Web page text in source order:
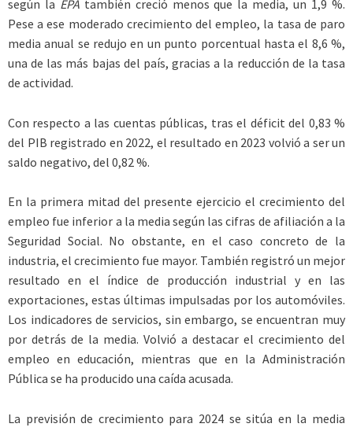
según la EPAtambién creció menos que la media, un 1,9 %.
Pese a ese moderado crecimiento del empleo, la tasa de paro
media anual se redujo en un punto porcentual hasta el 8,6 %,
una de las más bajas del país, gracias a la reducción de la tasa
de actividad.
Con respecto a las cuentas públicas, tras el déficit del 0,83 %
del PIB registrado en 2022, el resultado en 2023 volvió a ser un
saldo negativo, del 0,82 %.
En la primera mitad del presente ejercicio el crecimiento del
empleo fue inferior a la media según las cifras de afiliación a la
Seguridad Social. No obstante, en el caso concreto de la
industria, el crecimiento fue mayor. También registró un mejor
resultado en el índice de producción industrial y en las
exportaciones, estas últimas impulsadas por los automóviles.
Los indicadores de servicios, sin embargo, se encuentran muy
por detrás de la media. Volvió a destacar el crecimiento del
empleo en educación, mientras que en la Administración
Pública se ha producido una caída acusada.
La previsión de crecimiento para 2024 se sitúa en la media